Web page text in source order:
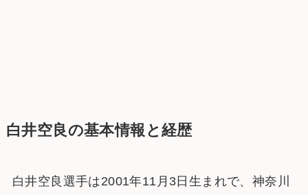
白井空良の基本情報と経歴
白井空良選手は2001年11月3日生まれで、神奈川